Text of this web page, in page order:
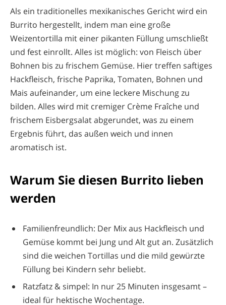
Als ein traditionelles mexikanisches Gericht wird ein
Burrito hergestellt, indem man eine große
Weizentortilla mit einer pikanten Füllung umschließt
und fest einrollt. Alles ist möglich: von Fleisch über
Bohnen bis zu frischem Gemüse. Hier treffen saftiges
Hackfleisch, frische Paprika, Tomaten, Bohnen und
Mais aufeinander, um eine leckere Mischung zu
bilden. Alles wird mit cremiger Crème Fraîche und
frischem Eisbergsalat abgerundet, was zu einem
Ergebnis führt, das außen weich und innen
aromatisch ist.
Warum Sie diesen Burrito lieben
werden
Familienfreundlich: Der Mix aus Hackfleisch und
Gemüse kommt bei Jung und Alt gut an. Zusätzlich
sind die weichen Tortillas und die mild gewürzte
Füllung bei Kindern sehr beliebt.
Ratzfatz & simpel: In nur 25 Minuten insgesamt –
ideal für hektische Wochentage.